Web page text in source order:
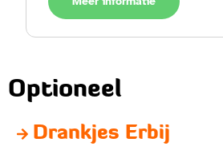
Optioneel
Drankjes Erbij